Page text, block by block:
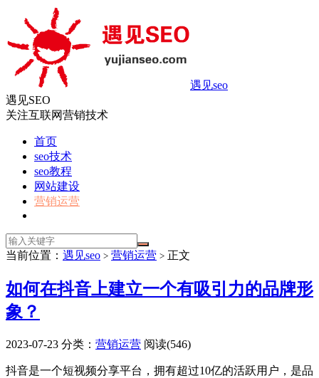
遇见seo
遇见SEO
关注互联网营销技术
首页
seo技术
seo教程
网站建设
营销运营
当前位置： 遇见seo > 营销运营 > 正文
如何在抖音上建立一个有吸引力的品牌形
象？
2023-07-23 分类： 营销运营 阅读(546)
抖音是一个短视频分享平台，拥有超过10亿的活跃用户，是品